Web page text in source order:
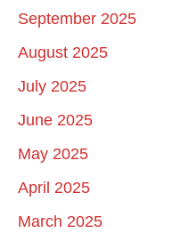
September 2025
August 2025
July 2025
June 2025
May 2025
April 2025
March 2025